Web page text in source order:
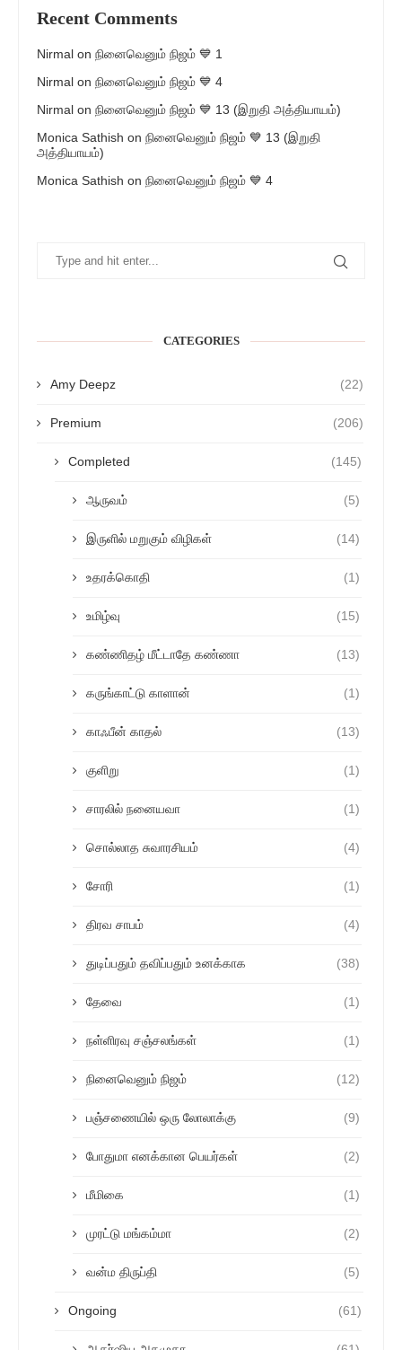
Recent Comments
Nirmal on நினைவெனும் நிஜம் 💙 1
Nirmal on நினைவெனும் நிஜம் 💙 4
Nirmal on நினைவெனும் நிஜம் 💙 13 (இறுதி அத்தியாயம்)
Monica Sathish on நினைவெனும் நிஜம் 💙 13 (இறுதி
அத்தியாயம்)
Monica Sathish on நினைவெனும் நிஜம் 💙 4
CATEGORIES
Amy Deepz (22)
Premium (206)
Completed (145)
ஆருவம் (5)
இருளில் மறுகும் விழிகள் (14)
உதரக்கொதி (1)
உமிழ்வு (15)
கண்ணிதழ் மீட்டாதே கண்ணா (13)
கருங்காட்டு காளான் (1)
காஃபீன் காதல் (13)
குளிறு (1)
சாரலில் நனையவா (1)
சொல்லாத சுவாரசியம் (4)
சோரி (1)
திரவ சாபம் (4)
துடிப்பதும் தவிப்பதும் உனக்காக (38)
தேவை (1)
நள்ளிரவு சஞ்சலங்கள் (1)
நினைவெனும் நிஜம் (12)
பஞ்சணையில் ஒரு லோலாக்கு (9)
போதுமா எனக்கான பெயர்கள் (2)
மீமிகை (1)
முரட்டு மங்கம்மா (2)
வன்ம திருப்தி (5)
Ongoing (61)